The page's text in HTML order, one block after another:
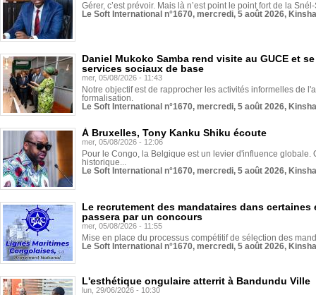
Gérer, c’est prévoir. Mais là n’est point le point fort de la
Le Soft International n°1670, mercredi, 5 août 2026,
Daniel Mukoko Samba rend visite au GUCE et
services sociaux de base
mer, 05/08/2026 - 11:43
Notre objectif est de rapprocher les activités informelles de
formalisation.
Le Soft International n°1670, mercredi, 5 août 2026,
À Bruxelles, Tony Kanku Shiku écoute
mer, 05/08/2026 - 12:06
Pour le Congo, la Belgique est un levier d'influence globale.
historique...
Le Soft International n°1670, mercredi, 5 août 2026,
Le recrutement des mandataires dans
passera par un concours
mer, 05/08/2026 - 11:55
Mise en place du processus compétitif de sélection des
Le Soft International n°1670, mercredi, 5 août 2026,
L'esthétique ongulaire atterrit à Bandundu Ville
lun, 29/06/2026 - 10:30